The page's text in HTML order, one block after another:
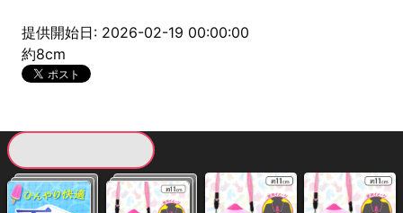
提供開始日: 2026-02-19 00:00:00
約8cm